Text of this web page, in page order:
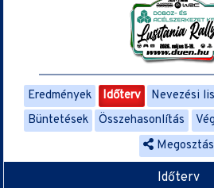
Eredmények Időterv Nevezési
Büntetések
Összehasonlítás
Megosztás
Időterv